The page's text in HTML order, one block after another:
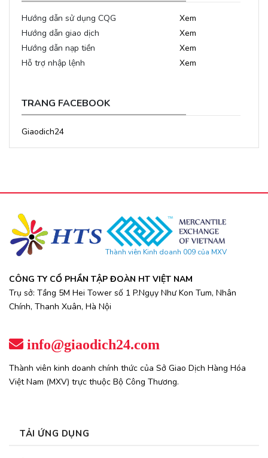
Hướng dẫn sử dụng CQG
Xem
Hướng dẫn giao dịch
Xem
Hướng dẫn nạp tiền
Xem
Hỗ trợ nhập lệnh
Xem
TRANG FACEBOOK
Giaodich24
Thành viên Kinh doanh 009 của MXV
CÔNG TY CỔ PHẦN TẬP ĐOÀN HT VIỆT NAM
Trụ sở: Tầng 5M Hei Tower số 1 P.Ngụy Như Kon Tum, Nhân
Chính, Thanh Xuân, Hà Nội
info@giaodich24.com
Thành viên kinh doanh chính thức của Sở Giao Dịch Hàng Hóa
Việt Nam (MXV) trực thuộc Bộ Công Thương.
TẢI ỨNG DỤNG